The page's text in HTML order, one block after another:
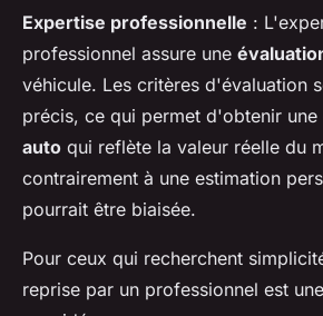
Expertise professionnelle :
professionnel assure une
véhicule. Les critères d'évaluation
précis, ce qui permet d'obtenir une
auto qui reflète la valeur réelle du
contrairement à une estimation
pourrait être biaisée.
Pour ceux qui recherchent
reprise par un professionnel est